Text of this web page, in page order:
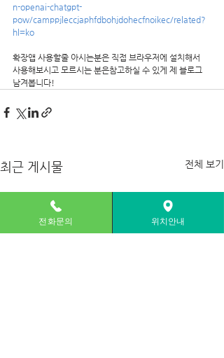
n-openai-chatgpt-
pow/camppjleccjaphfdbohjdohecfnoikec/related?
hl=ko
확장앱 사용할줄 아시는분은 직접 브라우저에 설치해서
사용해보시고 모르시는 분은참고하실 수 있게 제 블로그
남겨봅니다!
최근 게시물 전체 보기
전화문의 위치안내